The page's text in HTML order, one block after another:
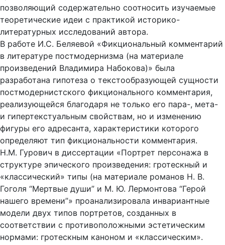
позволяющий содержательно соотносить изучаемые
теоретические идеи с практикой историко-
литературных исследований автора.
В работе И.С. Беляевой «Фикциональный комментарий
в литературе постмодернизма (на материале
произведений Владимира Набокова)» была
разработана гипотеза о текстообразующей сущности
постмодернистского фикционального комментария,
реализующейся благодаря не только его пара-, мета-
и гипертекстуальным свойствам, но и изменению
фигуры его адресанта, характеристики которого
определяют тип фикциональности комментария.
Н.М. Гурович в диссертации «Портрет персонажа в
структуре эпического произведения: гротескный и
«классический» типы (на материале романов Н. В.
Гоголя “Мертвые души” и М. Ю. Лермонтова “Герой
нашего времени”» проанализировала инвариантные
модели двух типов портретов, созданных в
соответствии с противоположными эстетическим
нормами: гротескным каноном и «классическим».